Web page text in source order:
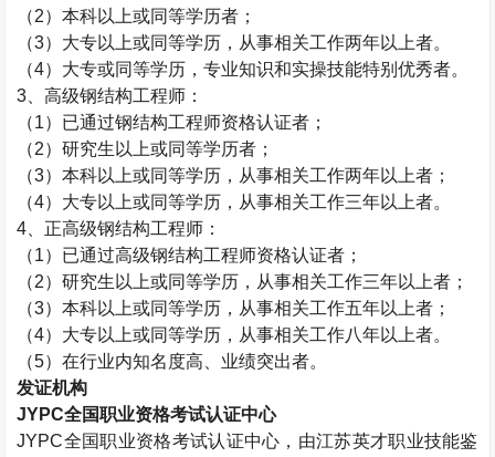
（2）本科以上或同等学历者；
（3）大专以上或同等学历，从事相关工作两年以上者。
（4）大专或同等学历，专业知识和实操技能特别优秀者。
3 、高级钢结构工程师：
（1）已通过钢结构工程师资格认证者；
（2）研究生以上或同等学历者；
（3）本科以上或同等学历，从事相关工作两年以上者；
（4）大专以上或同等学历，从事相关工作三年以上者。
4 、正高级钢结构工程师：
（1）已通过高级钢结构工程师资格认证者；
（2）研究生以上或同等学历，从事相关工作三年以上者；
（3）本科以上或同等学历，从事相关工作五年以上者；
（4）大专以上或同等学历，从事相关工作八年以上者。
（5）在行业内知名度高、业绩突出者。
发证机构
JYPC全国职业资格考试认证中心
JYPC全国职业资格考试认证中心，由江苏英才职业技能鉴